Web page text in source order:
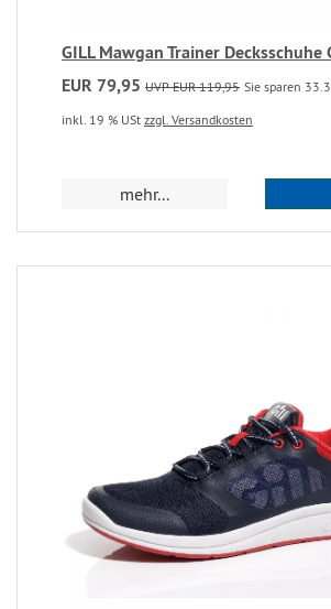
GILL Mawgan Trainer Decksschuhe
EUR 79,95 UVP EUR 119,95 Sie sparen
inkl. 19 % USt zzgl. Versandkosten
mehr...